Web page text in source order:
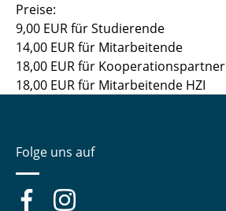
Preise:
9,00 EUR für Studierende
14,00 EUR für Mitarbeitende
18,00 EUR für Kooperationspartner
18,00 EUR für Mitarbeitende HZI
Folge uns auf